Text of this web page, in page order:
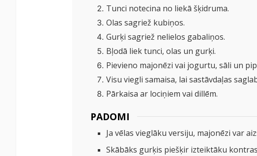
Tunci notecina no liekā šķidruma.
Olas sagriež kubiņos.
Gurķi sagriež nelielos gabaliņos.
Bļodā liek tunci, olas un gurķi.
Pievieno majonēzi vai jogurtu, sāli un
Visu viegli samaisa, lai sastāvdaļas
Pārkaisa ar lociņiem vai dillēm.
PADOMI
Ja vēlas vieglāku versiju, majonēzi var
Skābāks gurķis piešķir izteiktāku